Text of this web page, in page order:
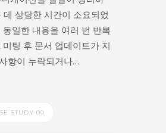
데 상당한 시간이 소요되었
동일한 내용을 여러 번 반복
팅 후 문서 업데이트가 지
항이 누락되거나…
STUDY 00